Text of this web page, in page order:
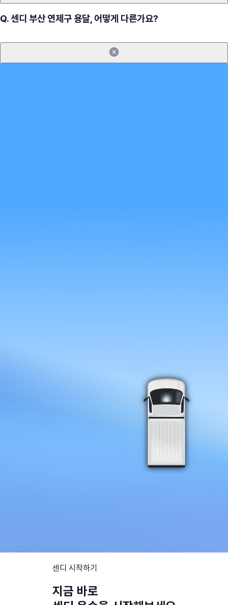
Q.센디 부산 연제구 용달, 어떻게 다른가요?
센디 시작하기
지금 바로